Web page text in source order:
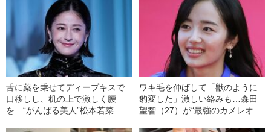
舌に薬を乗せてディープキスで
口移しし、机の上で激しく腰
を…“がんばる美人”松本若菜
ワキ毛を伸ばして「獣のように
豹変した」激しい絡みも…森田
望智（27）が“最強のカメレオン